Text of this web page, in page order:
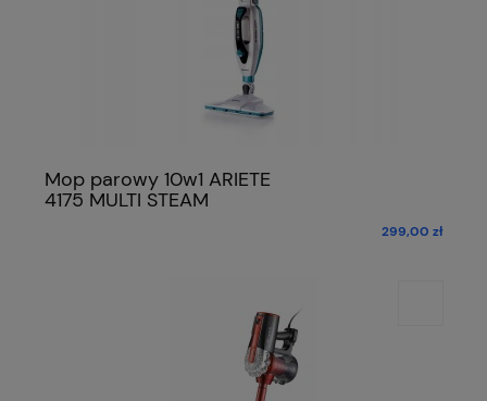
Mop parowy 10w1 ARIETE
4175 MULTI STEAM
299,00 zł